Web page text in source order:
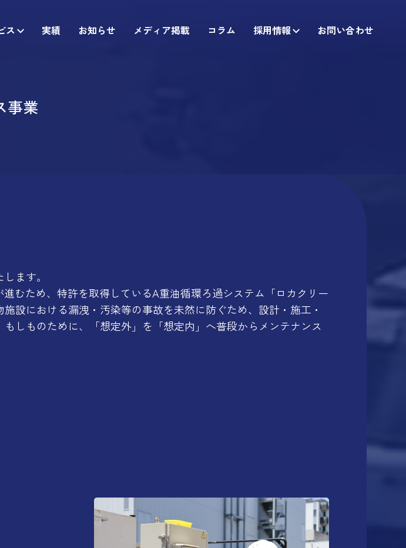
ス 実績 お知らせ メディア掲載 コラム 採用情報 お問い合わせ
事業
ます。
むため、特許を取得しているA重油循環ろ過システム「ロカクリー
設における漏洩・汚染等の事故を未然に防ぐため、設計・施工・
しものために、「想定外」を「想定内」へ普段からメンテナンス